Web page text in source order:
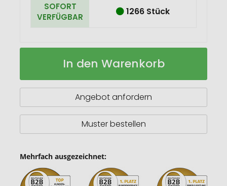
SOFORT
VERFÜGBAR
1266 Stück
Deluxe
Notizbuch
Auf
In den Warenkorb
Angebot anfordern
Muster bestellen
Mehrfach ausgezeichnet: